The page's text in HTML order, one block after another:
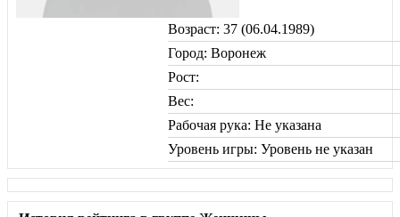
Возраст: 37 (06.04.1989)
Город: Воронеж
Рост:
Вес:
Рабочая рука: Не указана
Уровень игры: Уровень не указан